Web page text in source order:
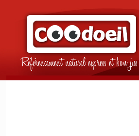
Référencement naturel express et bon